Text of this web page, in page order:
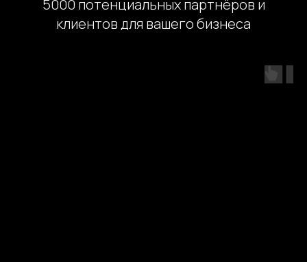
5000 потенциальных партнёров и
клиентов для вашего бизнеса